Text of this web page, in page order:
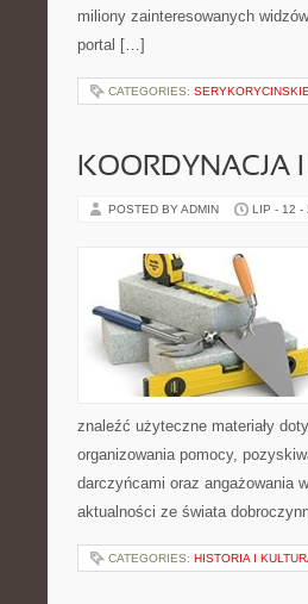
miliony zainteresowanych
portal […]
CATEGORIES: SERYKORYCINSKIE
KOORDYNACJA
POSTED BY ADMIN LIP - 12 -
znaleźć użyteczne materiały
organizowania pomocy,
darczyńcami oraz angażowania
aktualności ze świata
CATEGORIES: HISTORIA I